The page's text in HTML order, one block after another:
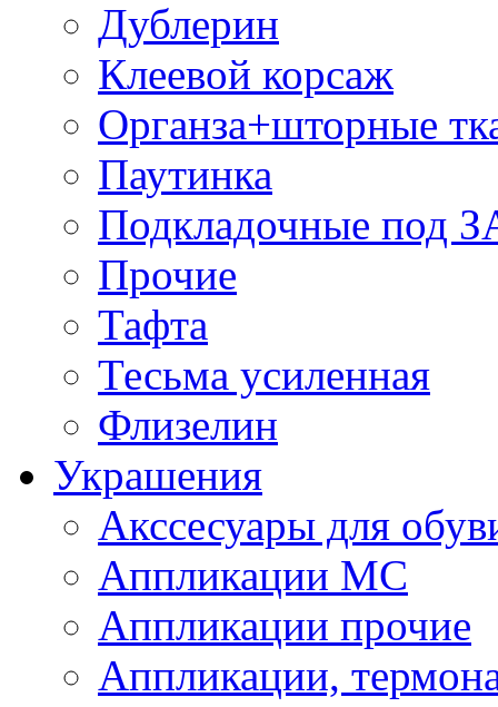
Дублерин
Клеевой корсаж
Органза+шторные
Паутинка
Подкладочные под
Прочие
Тафта
Тесьма усиленная
Флизелин
Украшения
Акссесуары для
Аппликации МС
Аппликации прочие
Аппликации,